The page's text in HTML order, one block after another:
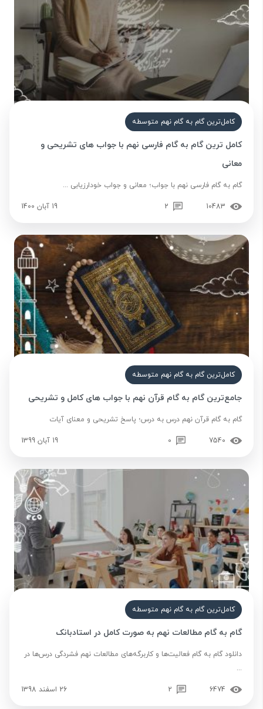
کامل‌ترین گام به گام نهم متوسطه
کامل ترین گام به گام فارسی نهم با جواب های تشریحی و
معانی
گام به گام فارسی نهم با جواب؛ معانی و جواب خودارزیابی ...
10483
2 19 آبان 1400
کامل‌ترین گام به گام نهم متوسطه
جامع‌ترین گام به گام قرآن نهم با جواب های کامل و تشریحی
گام به گام قرآن نهم درس به درس؛ پاسخ تشریحی و معنای آیات
7540
0 19 آبان 1399
کامل‌ترین گام به گام نهم متوسطه
گام به گام مطالعات نهم به صورت کامل در استادبانک
دانلود گام به گام فعالیت‌ها و کاربرگه‌های مطالعات نهم فشردگی درس‌ها در
...
6474
2 26 اسفند 1398